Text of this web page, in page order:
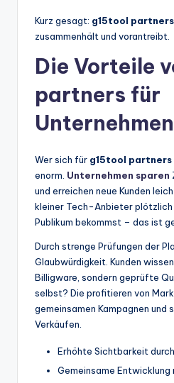
Kurz gesagt: g15tool partners
zusammenhält und vorantreibt.
Die Vorteile
partners für
Unternehmen
Wer sich für g15tool partners
enorm. Unternehmen sparen
und erreichen neue Kunden
kleiner Tech-Anbieter plötzlich
Publikum bekommst – das ist
Durch strenge Prüfungen der
Glaubwürdigkeit. Kunden
Billigware, sondern geprüfte
selbst? Die profitieren von
gemeinsamen Kampagnen und
Verkäufen.
Erhöhte Sichtbarkeit
Gemeinsame Entwicklung